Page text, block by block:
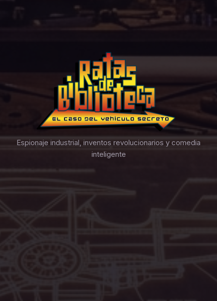
Espionaje industrial, inventos revolucionarios y comedia
inteligente